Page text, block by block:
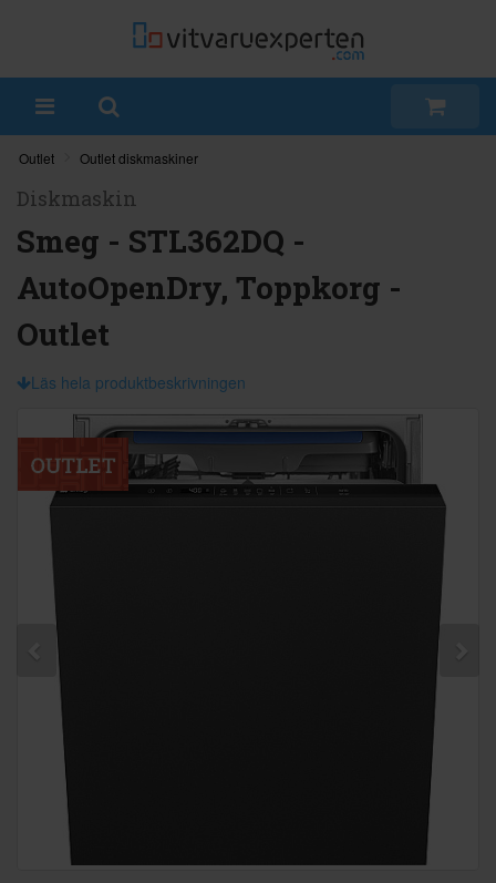
Outlet Outlet diskmaskiner
Diskmaskin
Smeg - STL362DQ -
AutoOpenDry, Toppkorg -
Outlet
Läs hela produktbeskrivningen